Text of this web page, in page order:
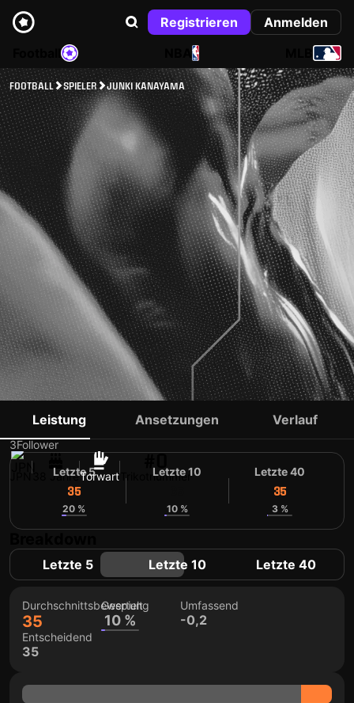
Registrieren
Anmelden
NBA
FOOTBALL SPIELER JUNKI KANAYAMA
JUNKI KANAYAMA
3Follower
38 JahreTorwart Trikotnummer
Leistung Ansetzungen Verlauf
Letzte 5
35
20 %
Letzte 10
10 %
Letzte 40
35
3 %
Letzte 5 Letzte 10 Letzte 40
Durchschnittsbewertung
35
Gespielt
10 %
Umfassend
-0,2
Entscheidend
35